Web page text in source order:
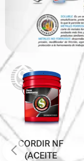
CORDIR NF
(ACEITE